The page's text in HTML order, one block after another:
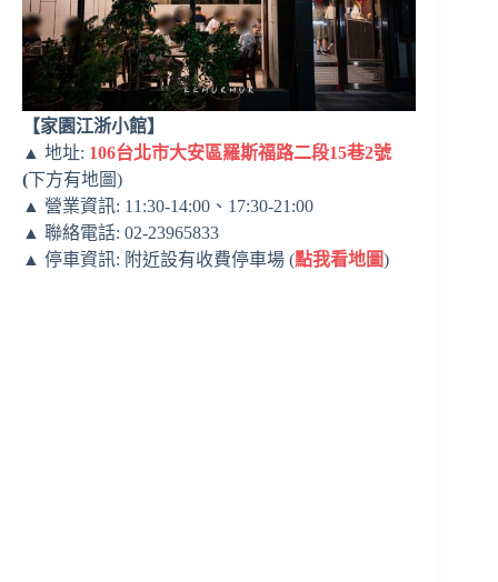
【家園江浙小館】
▲ 地址: 106台北市大安區羅斯福路二段15巷2號
(下方有地圖)
▲ 營業資訊: 11:30-14:00、17:30-21:00
▲ 聯絡電話: 02-23965833
▲ 停車資訊: 附近設有收費停車場 (點我看地圖)